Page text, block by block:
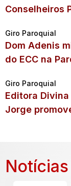
Conselheiros
Giro Paroquial
Dom Adenis
do ECC na
Giro Paroquial
Editora
Jorge